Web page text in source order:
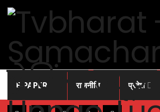
E-PAPER राजनीति प्रदेश